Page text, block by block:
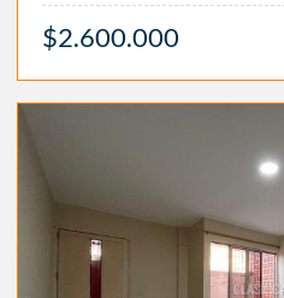
$2.600.000